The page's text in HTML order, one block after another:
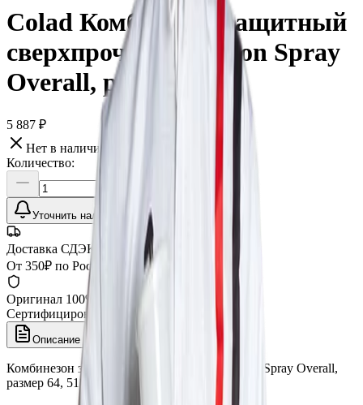
Colad Комбинезон защитный
сверхпрочный Carbon Spray
Overall, размер 64
5 887 ₽
Нет в наличии
Количество:
Уточнить наличие
Доставка СДЭК
От 350₽ по России
Оригинал 100%
Сертифицированный товар
Описание
Комбинезон защитный сверхпрочный Carbon Spray Overall,
размер 64, 511764, Colad